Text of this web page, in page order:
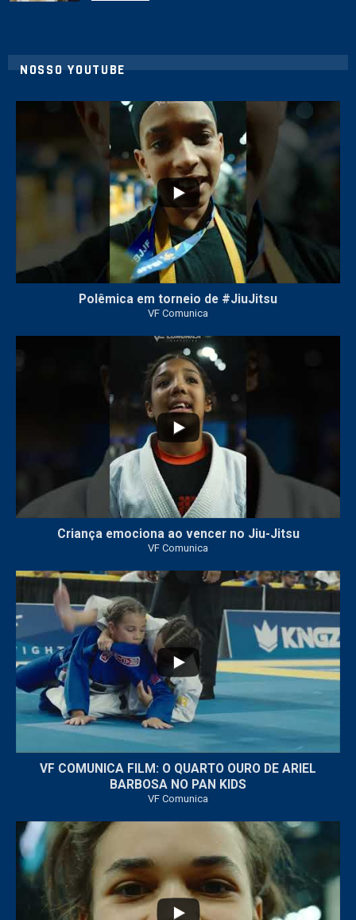
NOSSO YOUTUBE
Polêmica em torneio de #JiuJitsu
VF Comunica
Criança emociona ao vencer no Jiu-Jitsu
VF Comunica
...
VF COMUNICA FILM: O QUARTO OURO DE ARIEL
BARBOSA NO PAN KIDS
VF Comunica
...
32